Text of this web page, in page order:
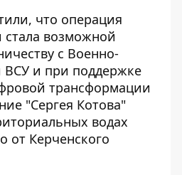
что операция
стала возможной
с Военно-
и при поддержке
трансформации
"Сергея Котова"
водах
от Керченского